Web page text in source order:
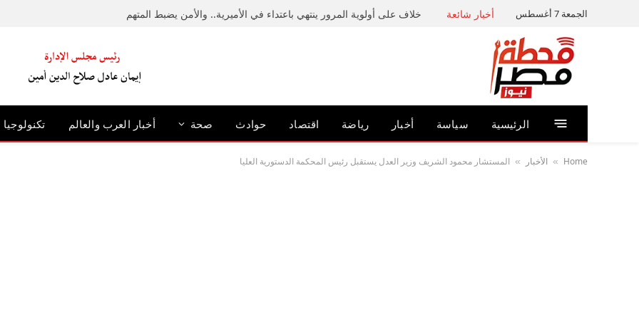
الجمعة 7 أغسطس أخبار شائعة خلاف على أولوية المرور ينتهي باعتداء في الأميرية.. والأمن يضبط المتهم
الرئيسية سياسة أخبار رياضة اقتصاد حوادث صحة أخبار العرب والعالم تكنولوجيا
Home
» الأخبار » المستشار محمود الشريف وزير العدل يستقبل رئيس المحكمة الدستورية العليا